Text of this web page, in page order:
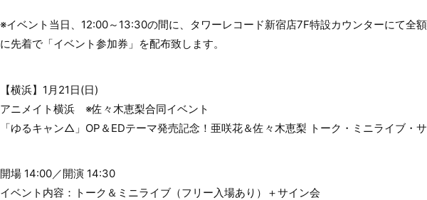
※イベント当日、12:00～13:30の間に、タワーレコード新宿店7F特設カウンターにて全
に先着で「イベント参加券」を配布致します。
【横浜】1月21日(日)
アニメイト横浜 ※佐々木恵梨合同イベント
「ゆるキャン△」OP＆EDテーマ発売記念！亜咲花＆佐々木恵梨 トーク・ミニライブ・
開場 14:00／開演 14:30
イベント内容：トーク＆ミニライブ（フリー入場あり）＋サイン会